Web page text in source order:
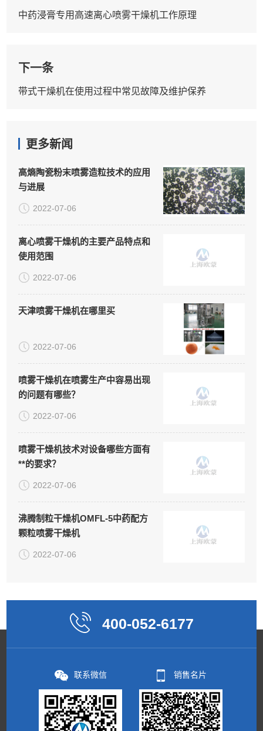
中药浸膏专用高速离心喷雾干燥机工作原理
下一条
带式干燥机在使用过程中常见故障及维护保养
更多新闻
高熵陶瓷粉末喷雾造粒技术的应用
与进展
2022-07-06
离心喷雾干燥机的主要产品特点和
使用范围
2022-07-06
天津喷雾干燥机在哪里买
2022-07-06
喷雾干燥机在喷雾生产中容易出现
的问题有哪些？
2022-07-06
喷雾干燥机技术对设备哪些方面有
**的要求？
2022-07-06
沸腾制粒干燥机OMFL-5中药配方
颗粒喷雾干燥机
2022-07-06
400-052-6177
联系微信 销售名片